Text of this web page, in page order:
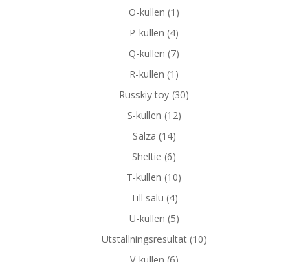
O-kullen (1)
P-kullen (4)
Q-kullen (7)
R-kullen (1)
Russkiy toy (30)
S-kullen (12)
Salza (14)
Sheltie (6)
T-kullen (10)
Till salu (4)
U-kullen (5)
Utställningsresultat(10)